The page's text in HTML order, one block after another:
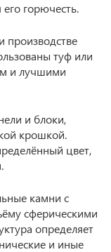
горючесть.
производстве
туф или
и лучшими
и блоки,
крошкой.
цвет,
камни с
сферическими
определяет
и иные